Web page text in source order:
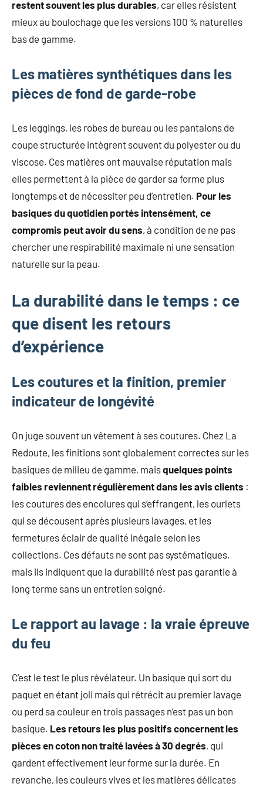
restent souvent les plus durables, car elles résistent
mieux au boulochage que les versions 100 % naturelles
bas de gamme.
Les matières synthétiques dans les
pièces de fond de garde-robe
Les leggings, les robes de bureau ou les pantalons de
coupe structurée intègrent souvent du polyester ou du
viscose. Ces matières ont mauvaise réputation mais
elles permettent à la pièce de garder sa forme plus
longtemps et de nécessiter peu d’entretien. Pour les
basiques du quotidien portés intensément, ce
compromis peut avoir du sens, à condition de ne pas
chercher une respirabilité maximale ni une sensation
naturelle sur la peau.
La durabilité dans le temps : ce
que disent les retours
d’expérience
Les coutures et la finition, premier
indicateur de longévité
On juge souvent un vêtement à ses coutures. Chez La
Redoute, les finitions sont globalement correctes sur les
basiques de milieu de gamme, maisquelques points
faibles reviennent régulièrement dans les avis clients :
les coutures des encolures qui s’effrangent, les ourlets
qui se décousent après plusieurs lavages, et les
fermetures éclair de qualité inégale selon les
collections. Ces défauts ne sont pas systématiques,
mais ils indiquent que la durabilité n’est pas garantie à
long terme sans un entretien soigné.
Le rapport au lavage : la vraie épreuve
du feu
C’est le test le plus révélateur. Un basique qui sort du
paquet en étant joli mais qui rétrécit au premier lavage
ou perd sa couleur en trois passages n’est pas un bon
basique. Les retours les plus positifs concernent les
pièces en coton non traité lavées à 30 degrés, qui
gardent effectivement leur forme sur la durée. En
revanche, les couleurs vives et les matières délicates